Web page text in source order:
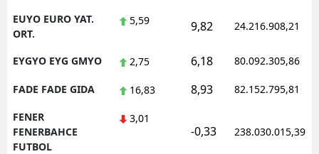
EUYO EURO YAT.
ORT.
5,59 9,82 24.216.908,21
EYGYO EYG GMYO 2,75 6,18 80.092.305,86
FADE FADE GIDA 16,83 8,93 82.152.795,81
FENER
FENERBAHCE
FUTBOL
3,01
-0,33 238.030.015,39